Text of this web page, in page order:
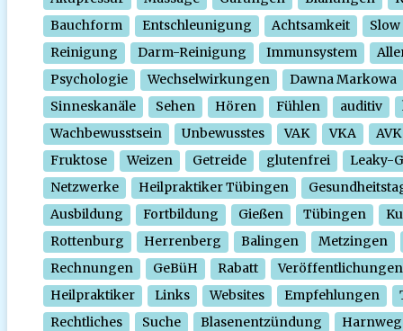
Bauchform
Entschleunigung Achtsamkeit
Slow
Reinigung
Darm-Reinigung Immunsystem
Psychologie
Wechselwirkungen
Dawna Markowa
Sinneskanäle
Sehen Hören Fühlen auditiv
Wachbewusstsein
Unbewusstes VAK VKA
AVK
Fruktose
Weizen Getreide glutenfrei
Leaky-
Netzwerke
Heilpraktiker Tübingen
Ausbildung
Fortbildung Gießen Tübingen
Rottenburg
Herrenberg Balingen
Metzingen
Rechnungen
GeBüH Rabatt
Veröffentlichungen
Heilpraktiker
Links Websites Empfehlungen
Rechtliches
Suche Blasenentzündung